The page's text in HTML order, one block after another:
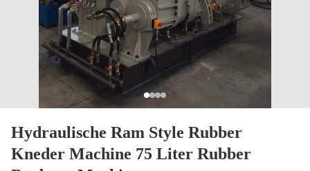
Hydraulische Ram Style Rubber
Kneder Machine 75 Liter Rubber